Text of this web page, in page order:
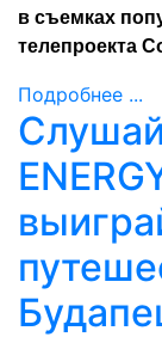
в съемках
телепроекта
Подробнее ...